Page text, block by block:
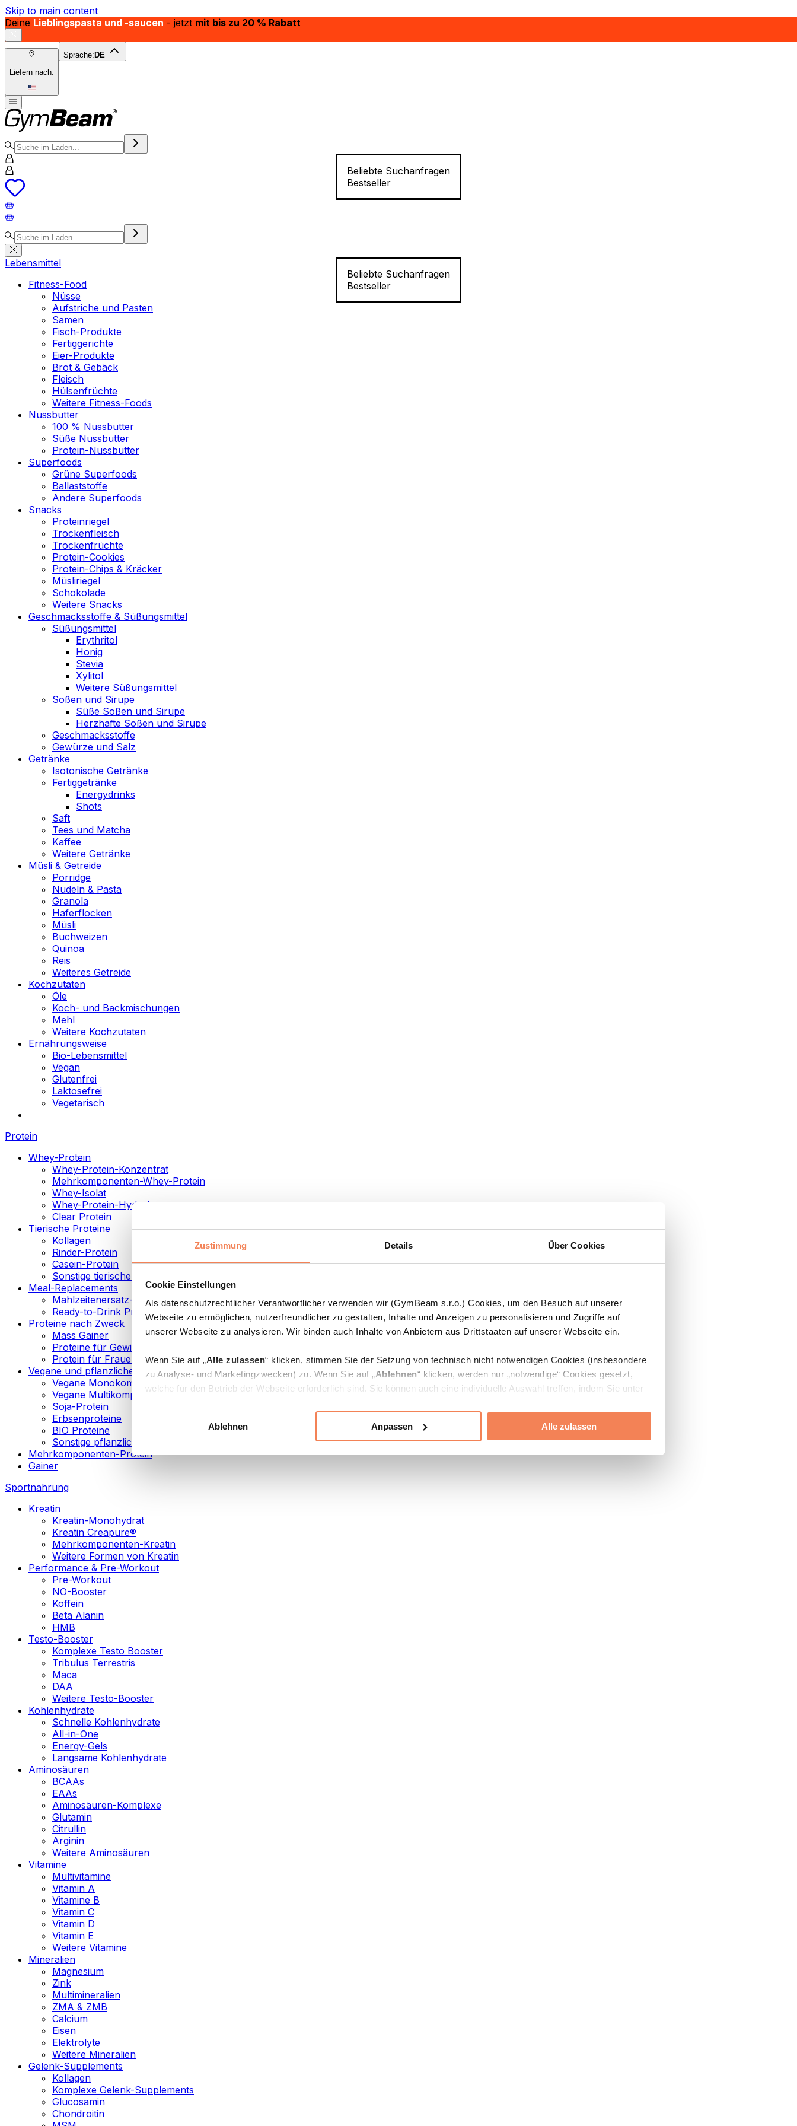
Zustimmung Details Über Cookies
Cookie Einstellungen
Als datenschutzrechtlicher Verantwortlicher verwenden wir (GymBeam s.r.o.) Cookies, um den Besuch auf unserer
Webseite zu ermöglichen, nutzerfreundlicher zu gestalten, Inhalte und Anzeigen zu personalisieren und Zugriffe auf
unserer Webseite zu analysieren. Wir binden auch Inhalte von Anbietern aus Drittstaaten auf unserer Webseite ein.
Wenn Sie auf „Alle zulassen“ klicken, stimmen Sie der Setzung von technisch nicht notwendigen Cookies (insbesondere
zu Analyse- und Marketingzwecken) zu. Wenn Sie auf „Ablehnen“ klicken, werden nur „notwendige“ Cookies gesetzt,
welche für den Betrieb der Webseite erforderlich sind. Sie können auch eine individuelle Auswahl treffen, indem Sie unter
„Anpassen“ einzelne Kategorien an- oder abwählen und „Auswahl erlauben“ klicken.
Weitere Informationen über die Verarbeitung Ihrer Daten finden Sie in den Unterpunkten „Details“ und „Über Cookies“
Ablehnen Anpassen Alle zulassen
Skip to main content
Deine Lieblingspasta und -saucen - jetzt mit bis zu 20 % Rabatt
Liefern nach:
Sprache: DE
Beliebte Suchanfragen
Bestseller
Beliebte Suchanfragen
Bestseller
Lebensmittel
Fitness-Food
Nüsse
Aufstriche und Pasten
Samen
Fisch-Produkte
Fertiggerichte
Eier-Produkte
Brot & Gebäck
Fleisch
Hülsenfrüchte
Weitere Fitness-Foods
Nussbutter
100 % Nussbutter
Süße Nussbutter
Protein-Nussbutter
Superfoods
Grüne Superfoods
Ballaststoffe
Andere Superfoods
Snacks
Proteinriegel
Trockenfleisch
Trockenfrüchte
Protein-Cookies
Protein-Chips & Kräcker
Müsliriegel
Schokolade
Weitere Snacks
Geschmacksstoffe & Süßungsmittel
Süßungsmittel
Erythritol
Honig
Stevia
Xylitol
Weitere Süßungsmittel
Soßen und Sirupe
Süße Soßen und Sirupe
Herzhafte Soßen und Sirupe
Geschmacksstoffe
Gewürze und Salz
Getränke
Isotonische Getränke
Fertiggetränke
Energydrinks
Shots
Saft
Tees und Matcha
Kaffee
Weitere Getränke
Müsli & Getreide
Porridge
Nudeln & Pasta
Granola
Haferflocken
Müsli
Buchweizen
Quinoa
Reis
Weiteres Getreide
Kochzutaten
Öle
Koch- und Backmischungen
Mehl
Weitere Kochzutaten
Ernährungsweise
Bio-Lebensmittel
Vegan
Glutenfrei
Laktosefrei
Vegetarisch
Protein
Whey-Protein
Whey-Protein-Konzentrat
Mehrkomponenten-Whey-Protein
Whey-Isolat
Whey-Protein-Hydrolysat
Clear Protein
Tierische Proteine
Kollagen
Rinder-Protein
Casein-Protein
Sonstige tierische Proteine
Meal-Replacements
Mahlzeitenersatz-Pulver
Ready-to-Drink Proteingetränke
Proteine nach Zweck
Mass Gainer
Proteine für Gewichtsverlust
Protein für Frauen
Vegane und pflanzliche Proteine
Vegane Monokomponenten-Proteine
Vegane Multikomponenten-Proteine
Soja-Protein
Erbsenproteine
BIO Proteine
Sonstige pflanzliche Proteine
Mehrkomponenten-Protein
Gainer
Sportnahrung
Kreatin
Kreatin-Monohydrat
Kreatin Creapure®
Mehrkomponenten-Kreatin
Weitere Formen von Kreatin
Performance & Pre-Workout
Pre-Workout
NO-Booster
Koffein
Beta Alanin
HMB
Testo-Booster
Komplexe Testo Booster
Tribulus Terrestris
Maca
DAA
Weitere Testo-Booster
Kohlenhydrate
Schnelle Kohlenhydrate
All-in-One
Energy-Gels
Langsame Kohlenhydrate
Aminosäuren
BCAAs
EAAs
Aminosäuren-Komplexe
Glutamin
Citrullin
Arginin
Weitere Aminosäuren
Vitamine
Multivitamine
Vitamin A
Vitamine B
Vitamin C
Vitamin D
Vitamin E
Weitere Vitamine
Mineralien
Magnesium
Zink
Multimineralien
ZMA & ZMB
Calcium
Eisen
Elektrolyte
Weitere Mineralien
Gelenk-Supplements
Kollagen
Komplexe Gelenk-Supplements
Glucosamin
Chondroitin